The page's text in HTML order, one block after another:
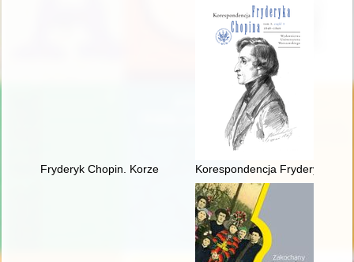
Fryderyk Chopin. Korzenie Korespondencja Fryderyka